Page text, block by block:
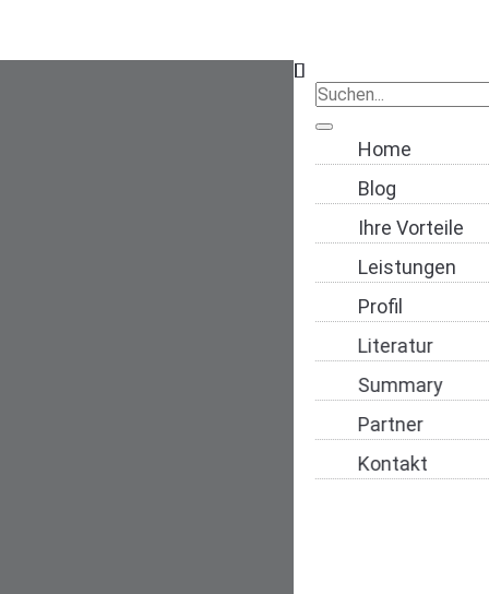
Navigation
Home
Blog
Ihre Vorteile
Leistungen
Profil
Literatur
Summary
Partner
Kontakt